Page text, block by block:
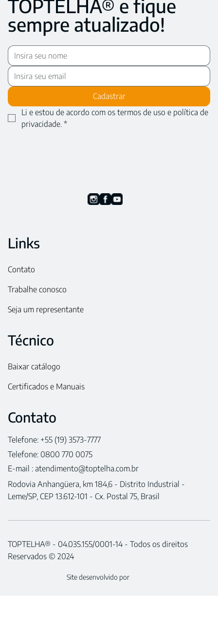
TOPTELHA® e fique
sempre atualizado!
Cadastrar
Li e estou de acordo com os termos de uso e política de
privacidade. *
Técnico
Baixar catálogo
Certificados e Manuais
Links
Contato
Trabalhe conosco
Seja um representante
Contato
Telefone: +55 (19) 3573-7777
Telefone: 0800 770 0075
E-mail : atendimento@toptelha.com.br
Rodovia Anhangüera, km 184,6 - Distrito Industrial -
Leme/SP, CEP 13.612-101 - Cx. Postal 75, Brasil
TOPTELHA® - 04.035.155/0001-14 - Todos os direitos
Reservados © 2024
Site desenvolvido por